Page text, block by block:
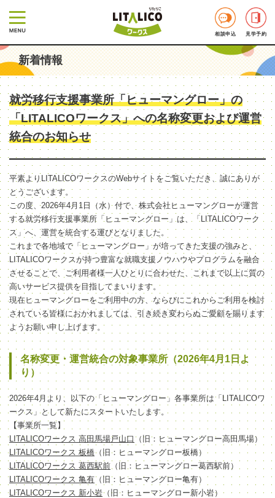
相談申込 見学予約
新着情報
就労移行支援事業所「ヒューマングロー」の
「LITALICOワークス」への名称変更および運営
統合のお知らせ
平素よりLITALICOワークスのWebサイトをご覧いただき、誠にありが
とうございます。
この度、2026年4月1日（水）付で、株式会社ヒューマングローが運営
する就労移行支援事業所「ヒューマングロー」は、「LITALICOワーク
ス」へ、運営を統合する運びとなりました。
これまで各地域で「ヒューマングロー」が培ってきた支援の強みと、
LITALICOワークスが持つ豊富な就職支援ノウハウやプログラムを融合
させることで、ご利用者様一人ひとりに合わせた、これまで以上に質の
高いサービス提供を目指してまいります。
現在ヒューマングローをご利用中の方、ならびにこれからご利用を検討
されている皆様におかれましては、引き続き変わらぬご愛顧を賜ります
ようお願い申し上げます。
名称変更・運営統合の対象事業所（2026年4月1日よ
り）
2026年4月より、以下の「ヒューマングロー」各事業所は「LITALICOワ
ークス」として新たにスタートいたします。
【事業所一覧】
LITALICOワークス 高田馬場戸山口 （旧：ヒューマングロー高田馬場）
LITALICOワークス 板橋（旧：ヒューマングロー板橋）
LITALICOワークス 葛西駅前 （旧：ヒューマングロー葛西駅前）
LITALICOワークス 亀有（旧：ヒューマングロー亀有）
LITALICOワークス 新小岩（旧：ヒューマングロー新小岩）